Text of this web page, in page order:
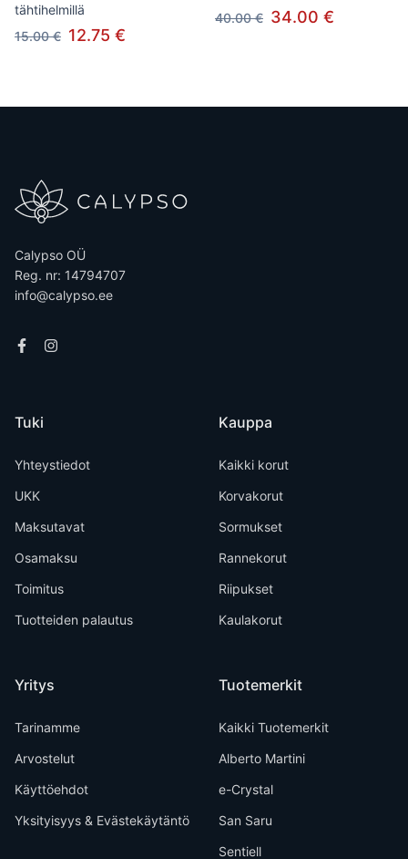
tähtihelmillä
15.00 € 12.75 €
40.00 € 34.00 €
Calypso OÜ
Reg. nr: 14794707
info@calypso.ee
Tuki
Yhteystiedot
UKK
Maksutavat
Osamaksu
Toimitus
Tuotteiden palautus
Yritys
Tarinamme
Arvostelut
Käyttöehdot
Yksityisyys & Evästekäytäntö
Kauppa
Kaikki korut
Korvakorut
Sormukset
Rannekorut
Riipukset
Kaulakorut
Tuotemerkit
Kaikki Tuotemerkit
Alberto Martini
e-Crystal
San Saru
Sentiell